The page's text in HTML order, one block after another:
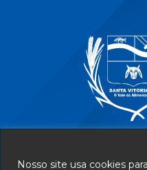
Nosso site usa cookies